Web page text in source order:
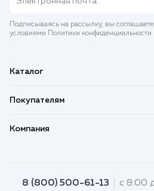
Подписываясь на рассылку, вы
условиями Политики конфиденциальности
Каталог
Покупателям
Компания
8 (800) 500-61-13 с 8:00